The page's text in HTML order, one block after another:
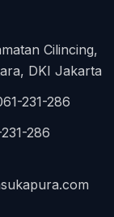
Cilincing,
DKI Jakarta
231-286
286